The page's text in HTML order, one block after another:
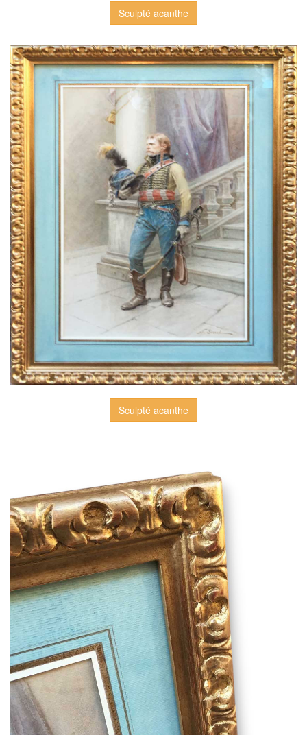
Sculpté acanthe
Sculpté acanthe